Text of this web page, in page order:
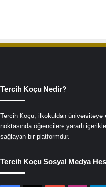
Tercih Koçu Nedir?
Tercih Koçu, ilkokuldan üniversiteye
noktasında öğrencilere yararlı
sağlayan bir platformdur.
Tercih Koçu Sosyal Medya